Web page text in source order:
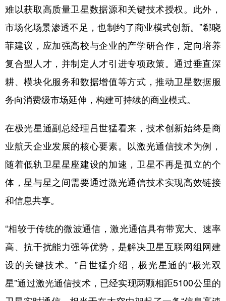
难以获取高质量卫星数据源和关键技术授权。此外，
市场化场景渗透不足，也制约了商业模式创新。”郗晓
菲建议，应加强高校与企业的产学研合作，定向培养
复合型人才，并制定人才引进专项政策。通过垂直深
耕、模块化服务和数据增值等方式，推动卫星数据服
务向消费级市场延伸，构建可持续的商业模式。
在极光星通副总经理吕世猛看来，技术创新始终是商
业航天企业发展的核心要素。以激光通信技术为例，
随着低轨卫星星座建设的加速，卫星不再是孤立的个
体，星与星之间需要通过激光通信技术实现高效链接
和信息共享。
“相较于传统的微波通信，激光通信具有带宽大、速率
高、抗干扰能力强等优势，是解决卫星互联网组网建
设的关键技术。”吕世猛介绍，极光星通的“极光双
星”通过激光通信技术，已经实现两颗相距5100公里的